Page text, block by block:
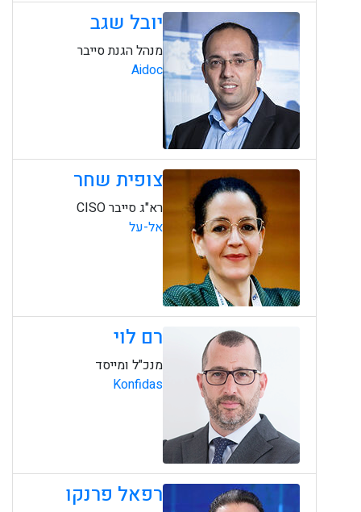
יובל שגב
מנהל הגנת סייבר
Aidoc
צופית שחר
רא"ג סייבר CISO
אל-על
רם לוי
מנכ"ל ומייסד
Konfidas
רפאל פרנקו